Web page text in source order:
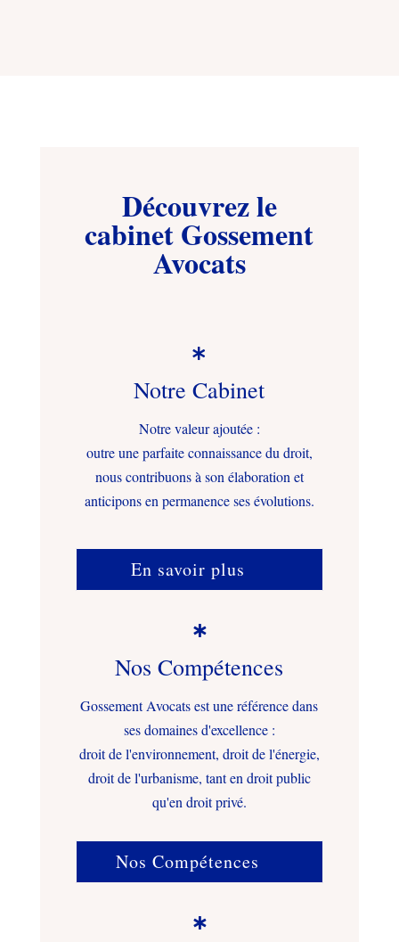
Découvrez le
cabinet Gossement
Avocats

Notre Cabinet
Notre valeur ajoutée :
outre une parfaite connaissance du droit,
nous contribuons à son élaboration et
anticipons en permanence ses évolutions.
En savoir plus

Nos Compétences
Gossement Avocats est une référence dans
ses domaines d'excellence :
droit de l'environnement, droit de l'énergie,
droit de l'urbanisme, tant en droit public
qu'en droit privé.
Nos Compétences
